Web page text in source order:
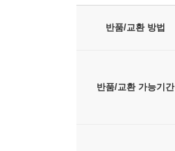
반품/교환 방법
반품/교환 가능기간